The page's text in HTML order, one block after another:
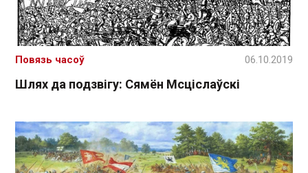
Шлях да подзвігу: Сямён Мсціслаўскі
Повязь часоў 06.10.2019